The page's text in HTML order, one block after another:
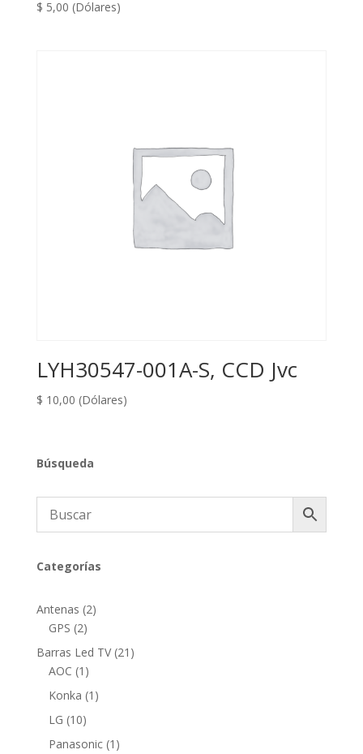
$ 5,00 (Dólares)
LYH30547-001A-S, CCD Jvc
$ 10,00 (Dólares)
Búsqueda
Categorías
Antenas 22
GPS 22
productos
Barras Led TV 21 21
AOC 1 1
producto
Konka 1 1
LG 1010
productos
Panasonic 1 1